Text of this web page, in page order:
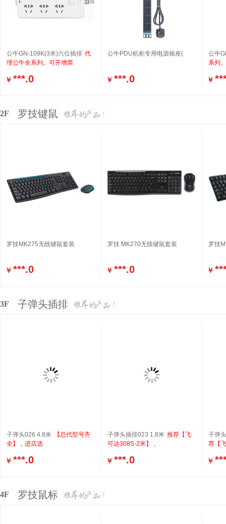
公牛GN-109K(3米)六位插排 代
理公牛全系列。可开增票
￥ ***.0
公牛PDU机柜专用电源插座(
￥ ***.0
公牛
系列
￥
2F 罗技键鼠
罗技MK275无线键鼠套装
￥ ***.0
罗技 MK270无线键鼠套装
￥ ***.0
罗技
￥
3F 子弹头插排
子弹头026 4.8米
【总代型号齐
全】，进店选
￥ ***.0
子弹头插排023 1.8米 推荐【飞
可达308S-2米】，
￥ ***.0
子弹
荐【
￥
4F 罗技鼠标